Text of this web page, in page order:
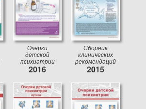
Очерки
детской
психиатрии
2016
Сборник
клинических
рекомендаций
2015